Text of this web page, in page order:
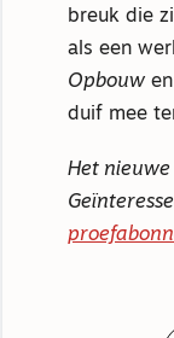
breuk die
als een
Opbouwen
duif mee
Het